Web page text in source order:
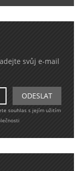
svůj e-mail
souhlas s jejím užitím